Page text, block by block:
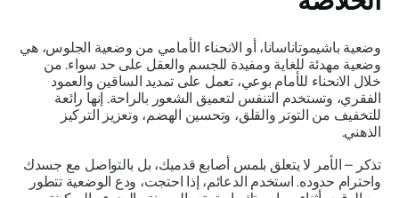
وضعية باشيموتاناسانا، أو الانحناء الأمامي من وضعية الجلوس، هي
وضعية مهدئة للغاية ومفيدة للجسم والعقل على حد سواء. من
خلال الانحناء للأمام بوعي، تعمل على تمديد الساقين والعمود
الفقري، وتستخدم التنفس لتعميق الشعور بالراحة. إنها رائعة
للتخفيف من التوتر والقلق، وتحسين الهضم، وتعزيز التركيز
الذهني.
تذكر – الأمر لا يتعلق بلمس أصابع قدميك، بل بالتواصل مع جسدك
واحترام حدوده. استخدم الدعائم، إذا احتجت، ودع الوضعية تتطور